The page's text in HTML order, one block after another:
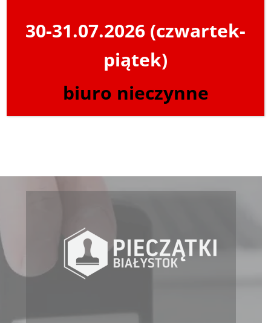
Powrót
30-31.07.2026 (czwartek-
piątek)
biuro nieczynne